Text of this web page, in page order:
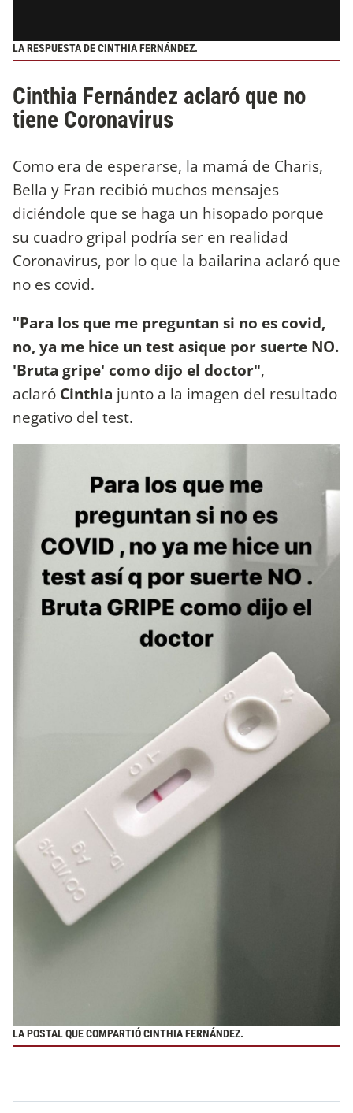
LA RESPUESTA DE CINTHIA FERNÁNDEZ.
Cinthia Fernández aclaró que no
tiene Coronavirus
Como era de esperarse, la mamá de Charis,
Bella y Fran recibió muchos mensajes
diciéndole que se haga un hisopado porque
su cuadro gripal podría ser en realidad
Coronavirus, por lo que la bailarina aclaró que
no es covid.
"Para los que me preguntan si no es covid,
no, ya me hice un test asique por suerte NO.
'Bruta gripe' como dijo el doctor",
aclaró Cinthia junto a la imagen del resultado
negativo del test.
LA POSTAL QUE COMPARTIÓ CINTHIA FERNÁNDEZ.